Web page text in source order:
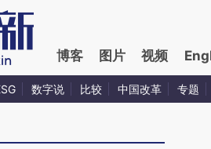
博客 图片 视频
数字说 比较 中国改革 专题